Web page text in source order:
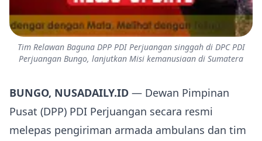
Tim Relawan Baguna DPP PDI Perjuangan singgah di DPC PDI
Perjuangan Bungo, lanjutkan Misi kemanusiaan di Sumatera
BUNGO, NUSADAILY.ID — Dewan Pimpinan
Pusat (DPP) PDI Perjuangan secara resmi
melepas pengiriman armada ambulans dan tim